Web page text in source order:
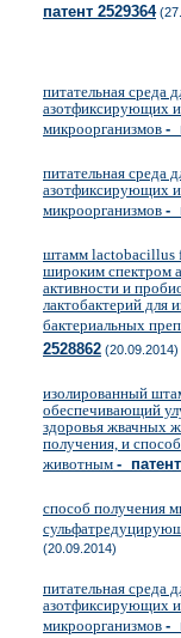
патент 2529364
питательная среда
азотфиксирующих
микроорганизмов -
питательная среда
азотфиксирующих
микроорганизмов -
штамм lactobacillus
широким спектром
активности и
лактобактерий для
бактериальных
2528862 (20.09.2014)
изолированный
обеспечивающий
здоровья жвачных
получения, и
животным -
способ получения
(20.09.2014)
питательная среда
азотфиксирующих
микроорганизмов -